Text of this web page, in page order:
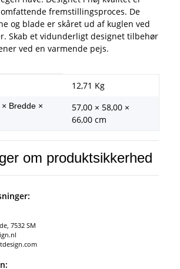
fremstillingsproces. De
og blade er skåret ud af kuglen ved
Skab et vidunderligt designet tilbehør
ved en varmende pejs.
12,71 Kg
Bredde ×
57,00 × 58,00 ×
66,00 cm
om produktsikkerhed
7532 SM